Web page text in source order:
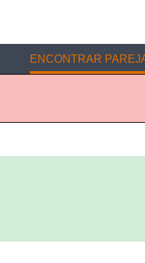
ENCONTRAR